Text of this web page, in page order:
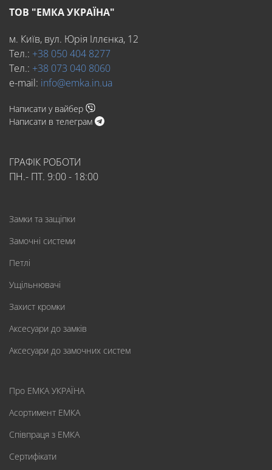
ТОВ "ЕМКА УКРАЇНА"
м. Київ, вул. Юрія Іллєнка, 12
Тел.: +38 050 404 8277
Тел.: +38 073 040 8060
e-mail: info@emka.in.ua
Написати у вайбер
Написати в телеграм
ГРАФІК РОБОТИ
ПН.- ПТ. 9:00 - 18:00
Замки та защіпки
Замочні системи
Петлі
Ущільнювачі
Захист кромки
Аксесуари до замків
Аксесуари до замочних систем
Про ЕМКА УКРАЇНА
Асортимент ЕМКА
Співпраця з ЕМКА
Сертифікати